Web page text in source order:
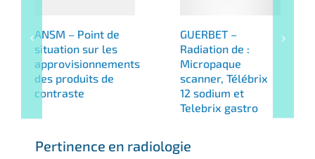
ANSM – Point de
situation sur les
approvisionnements
des produits de
contraste
GUERBET –
Radiation de :
Micropaque
scanner, Télébrix
12 sodium et
Telebrix gastro
Pertinence en radiologie